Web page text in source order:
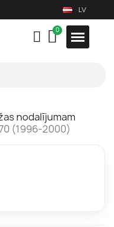
LV
nodalījumam
(1996-2000)